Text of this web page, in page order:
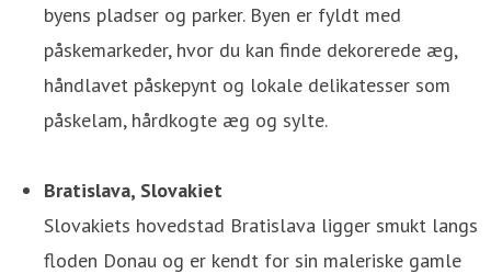
byens pladser og parker. Byen er fyldt med
påskemarkeder, hvor du kan finde dekorerede æg,
håndlavet påskepynt og lokale delikatesser som
påskelam, hårdkogte æg og sylte.
Bratislava, Slovakiet
Slovakiets hovedstad Bratislava ligger smukt langs
floden Donau og er kendt for sin maleriske gamle